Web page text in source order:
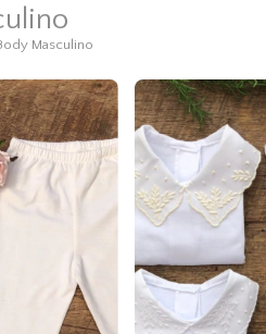
Masculino